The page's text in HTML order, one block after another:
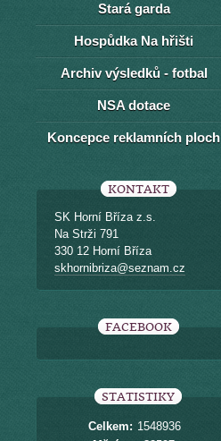
Stará garda
Hospůdka Na hřišti
Archiv výsledků - fotbal
NSA dotace
Koncepce reklamních ploch
KONTAKT
SK Horní Bříza z.s.
Na Strži 791
330 12 Horní Bříza
skhornibriza@seznam.cz
FACEBOOK
STATISTIKY
Celkem: 1548936